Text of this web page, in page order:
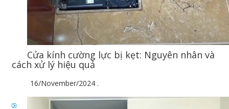
Cửa kính cường lực bị kẹt: Nguyên nhân và
cách xử lý hiệu quả
16/November/2024 .